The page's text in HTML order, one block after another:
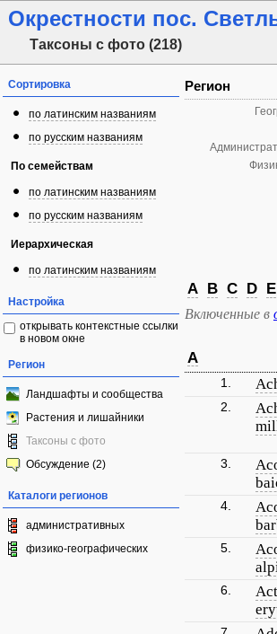
Окрестности пос.
Таксоны с фото (218)
Сортировка
по латинским названиям
по русским названиям
По семействам
по латинским названиям
по русским названиям
Иерархическая
по латинским названиям
Настройка
открывать контекстные ссылки
в новом окне
Регион
Ландшафты и сообщества
Растения и лишайники
Таксоны с фото
Обсуждение (2)
Каталоги регионов
административных
физико-географических
Регион
A B C D E
Включенные в
A
1.
2.
3.
4.
5.
6.